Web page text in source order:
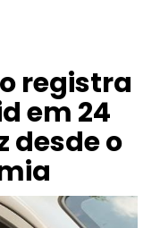
registra
em 24
desde o